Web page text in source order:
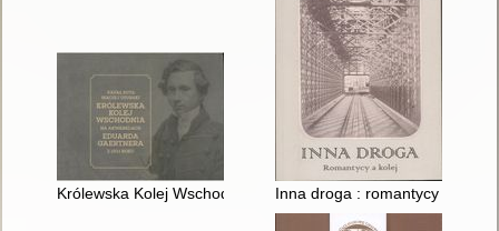
Królewska Kolej Wschodnia na akwarelach Eduarda
Inna droga : romantycy a kolej